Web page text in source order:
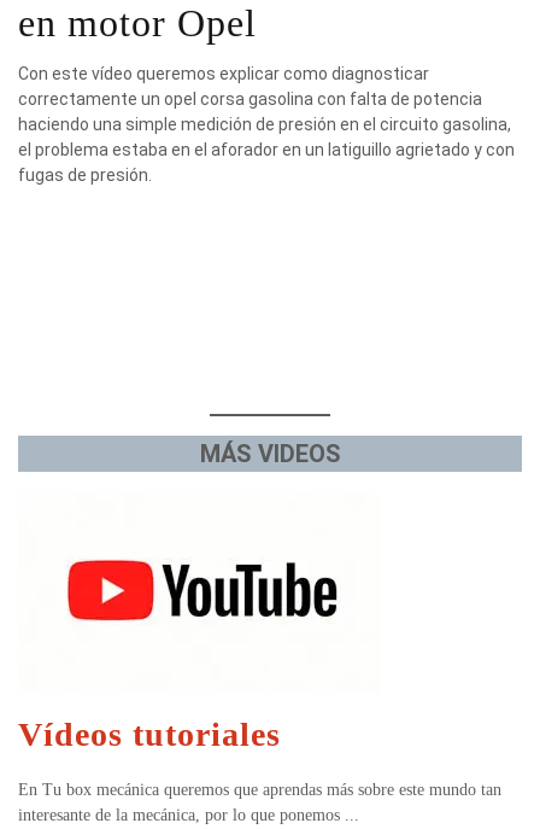
en motor Opel
Con este vídeo queremos explicar como diagnosticar
correctamente un opel corsa gasolina con falta de potencia
haciendo una simple medición de presión en el circuito gasolina,
el problema estaba en el aforador en un latiguillo agrietado y con
fugas de presión.
MÁS VIDEOS
Vídeos tutoriales
En Tu box mecánica queremos que aprendas más sobre este mundo tan
interesante de la mecánica, por lo que ponemos ...